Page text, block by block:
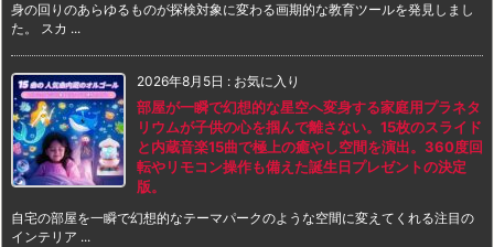
身の回りのあらゆるものが探検対象に変わる画期的な教育ツールを発見しまし
た。 スカ ...
2026年8月5日 : お気に入り
部屋が一瞬で幻想的な星空へ変身する家庭用プラネタ
リウムが子供の心を掴んで離さない。15枚のスライド
と内蔵音楽15曲で極上の癒やし空間を演出。360度回
転やリモコン操作も備えた誕生日プレゼントの決定
版。
自宅の部屋を一瞬で幻想的なテーマパークのような空間に変えてくれる注目の
インテリア ...